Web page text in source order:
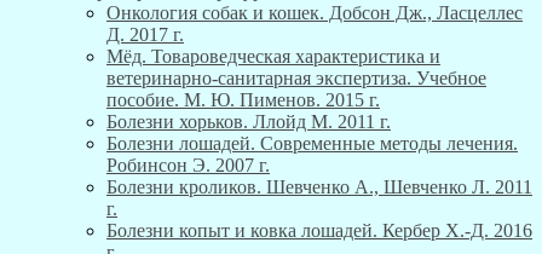
Онкология собак и кошек. Добсон Дж., Ласцеллес
Д. 2017 г.
Мёд. Товароведческая характеристика и
ветеринарно-санитарная экспертиза. Учебное
пособие. М. Ю. Пименов. 2015 г.
Болезни хорьков. Ллойд М. 2011 г.
Болезни лошадей. Современные методы лечения.
Робинсон Э. 2007 г.
Болезни кроликов. Шевченко А., Шевченко Л. 2011
г.
Болезни копыт и ковка лошадей. Кербер Х.-Д. 2016